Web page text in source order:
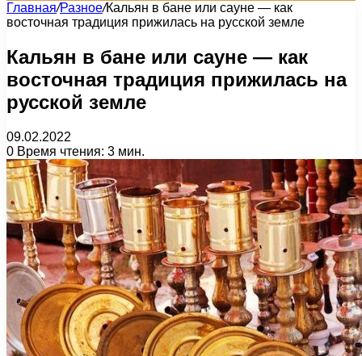
Главная/Разное/Кальян в бане или сауне — как
восточная традиция прижилась на русской земле
Кальян в бане или сауне — как
восточная традиция прижилась на
русской земле
09.02.2022
0 Время чтения: 3 мин.